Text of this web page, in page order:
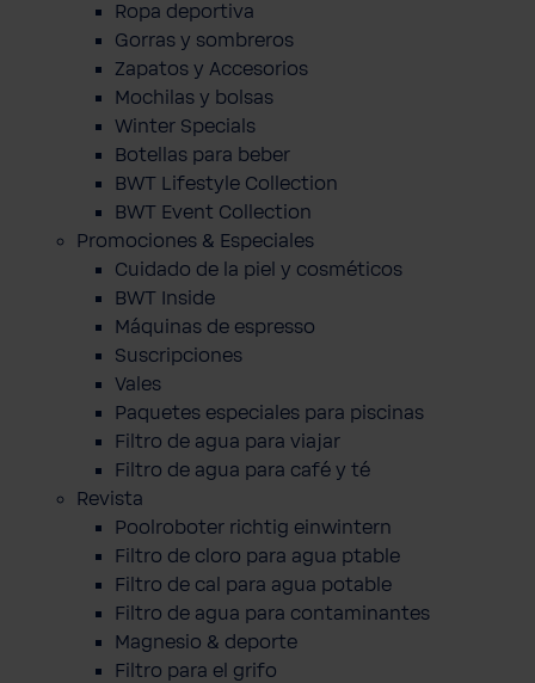
Ropa deportiva
Gorras y sombreros
Zapatos y Accesorios
Mochilas y bolsas
Winter Specials
Botellas para beber
BWT Lifestyle Collection
BWT Event Collection
Promociones & Especiales
Cuidado de la piel y cosméticos
BWT Inside
Máquinas de espresso
Suscripciones
Vales
Paquetes especiales para piscinas
Filtro de agua para viajar
Filtro de agua para café y té
Revista
Poolroboter richtig einwintern
Filtro de cloro para agua ptable
Filtro de cal para agua potable
Filtro de agua para contaminantes
Magnesio & deporte
Filtro para el grifo